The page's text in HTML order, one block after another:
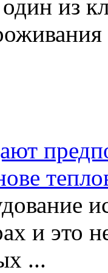
из
и это
...